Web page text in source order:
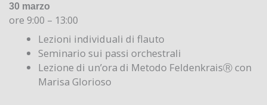
30 marzo
ore 9:00 – 13:00
Lezioni individuali di flauto
Seminario sui passi orchestrali
Lezione di un’ora di Metodo FeldenkraisⓇ con
Marisa Glorioso